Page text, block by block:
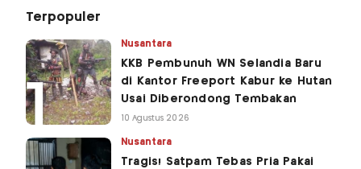
Terpopuler
Nusantara
KKB Pembunuh WN Selandia Baru
di Kantor Freeport Kabur ke Hutan
Usai Diberondong Tembakan
10 Agustus 2026
Nusantara
Tragis! Satpam Tebas Pria Pakai